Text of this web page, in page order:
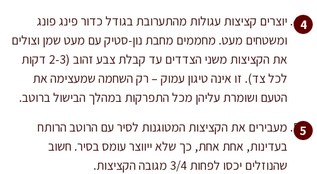
יוצרים קציצות עגולות מהתערובת בגודל כדור פינג פונג
ומשטחים מעט. מחממים מחבת נון-סטיק עם מעט שמן וצולים
את הקציצות משני הצדדים עד קבלת צבע זהוב (2-3 דקות
לכל צד). זו אינה טיגון עמוק – רק השחמה שמעצימה את
הטעם ושומרת עליהן מכל התפרקות במהלך הבישול ברוטב.
מעבירים את הקציצות המטוגנות לסיר עם הרוטב הרותח
בעדינות, אחת אחת, כך שלא ייווצר עומס בסיר. חשוב
שהנוזלים יכסו לפחות 3/4 מגובה הקציצות.